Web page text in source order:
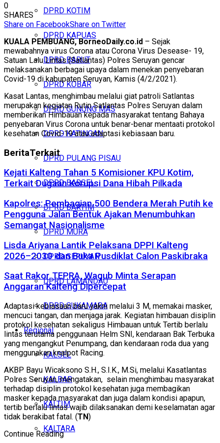
DPRD KOTIM
DPRD KAPUAS
DPRD BARUT
DPRD KOBAR
DPRD GUNUNG MAS
DPRD KATINGAN
DPRD PULANG PISAU
DPRD BARSEL
DPRD BARTIM
DPRD MURA
DPRD SERUYAN
DPRD LAMANDAU
DPRD SUKAMARA
Regional
KALSEL
KALBAR
KALTIM
KALTARA
0
SHARES
Share on FacebookShare on Twitter
KUALA PEMBUANG, BorneoDaily.co.id – Sejak
mewabahnya virus Corona atau Corona Virus Desease- 19,
Satuan Lalu Lintas (Satlantas) Polres Seruyan gencar
melaksanakan berbagai upaya dalam menekan penyebaran
Covid-19 di kabupaten Seruyan, Kamis (4/2/2021).
Kasat Lantas, menghimbau melalui giat patroli Satlantas
merupakan kegiatan Rutin Satlantas Polres Seruyan dalam
memberikan Himbauan kepada masyarakat tentang Bahaya
penyebaran Virus Corona untuk benar-benar mentaati protokol
kesehatan Covid-19 atau adaptasi kebiasaan baru.
BeritaTerkait
Kejati Kalteng Tahan 5 Komisioner KPU Kotim,
Terkait Dugaan Korupsi Dana Hibah Pilkada
Kapolres: Pembagian 500 Bendera Merah Putih ke
Pengguna Jalan Bentuk Ajakan Menumbuhkan
Semangat Nasionalisme
Lisda Ariyana Lantik Pelaksana DPPI Kalteng
2026–2030 dan Buka Pusdiklat Calon Paskibraka
Saat Rakor TEPRA, Wagub Minta Serapan
Anggaran Kalteng Dipercepat
Adaptasi kebiasaan baru yakni melalui 3 M, memakai masker,
mencuci tangan, dan menjaga jarak. Kegiatan himbauan disiplin
protokol kesehatan sekaligus Himbauan untuk Tertib berlalu
lintas terutama penggunaan Helm SNI, kendaraan Bak Terbuka
yang mengangkut Penumpang, dan kendaraan roda dua yang
menggunakan knalpot Racing.
AKBP Bayu Wicaksono S.H., S.I.K., M.Si, melalui Kasatlantas
Polres Seruyan, mengatakan, selain menghimbau masyarakat
terhadap disiplin protokol kesehatan juga membagikan
masker kepada masyarakat dan juga dalam kondisi apapun,
tertib berlalu lintas wajib dilaksanakan demi keselamatan agar
tidak berakibat fatal. (TN)
Continue Reading